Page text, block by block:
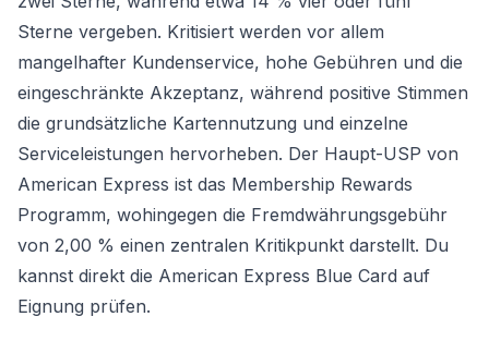
Sterne vergeben. Kritisiert werden vor allem
mangelhafter Kundenservice, hohe Gebühren und die
eingeschränkte Akzeptanz, während positive Stimmen
die grundsätzliche Kartennutzung und einzelne
Serviceleistungen hervorheben. Der Haupt-USP von
American Express ist das Membership Rewards
Programm, wohingegen die Fremdwährungsgebühr
von 2,00 % einen zentralen Kritikpunkt darstellt. Du
kannst direkt die American Express Blue Card auf
Eignung prüfen.